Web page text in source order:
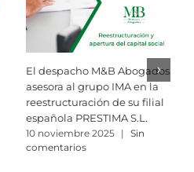
El despacho M&B Abogados
asesora al grupo IMA en la
reestructuración de su filial
española PRESTIMA S.L.
10 noviembre 2025 | Sin
comentarios